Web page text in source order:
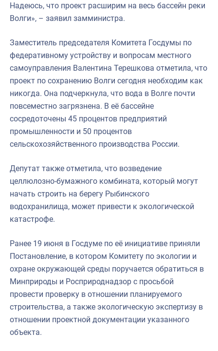
Надеюсь, что проект расширим на весь бассейн реки
Волги», – заявил замминистра.
Заместитель председателя Комитета Госдумы по
федеративному устройству и вопросам местного
самоуправления Валентина Терешкова отметила, что
проект по сохранению Волги сегодня необходим как
никогда. Она подчеркнула, что вода в Волге почти
повсеместно загрязнена. В её бассейне
сосредоточены 45 процентов предприятий
промышленности и 50 процентов
сельскохозяйственного производства России.
Депутат также отметила, что возведение
целлюлозно-бумажного комбината, который могут
начать строить на берегу Рыбинского
водохранилища, может привести к экологической
катастрофе.
Ранее 19 июня в Госдуме по её инициативе приняли
Постановление, в котором Комитету по экологии и
охране окружающей среды поручается обратиться в
Минприроды и Росприроднадзор с просьбой
провести проверку в отношении планируемого
строительства, а также экологическую экспертизу в
отношении проектной документации указанного
объекта.